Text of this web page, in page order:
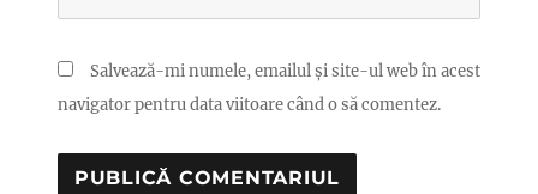
Salvează-mi numele, emailul și site-ul web în acest
navigator pentru data viitoare când o să comentez.